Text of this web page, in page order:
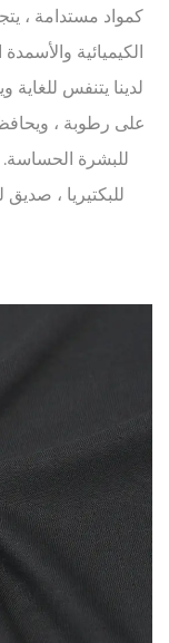
كمواد مستدامة ،
الكيميائية
على رطوبة ،
للبشرة
للبكتيريا ،